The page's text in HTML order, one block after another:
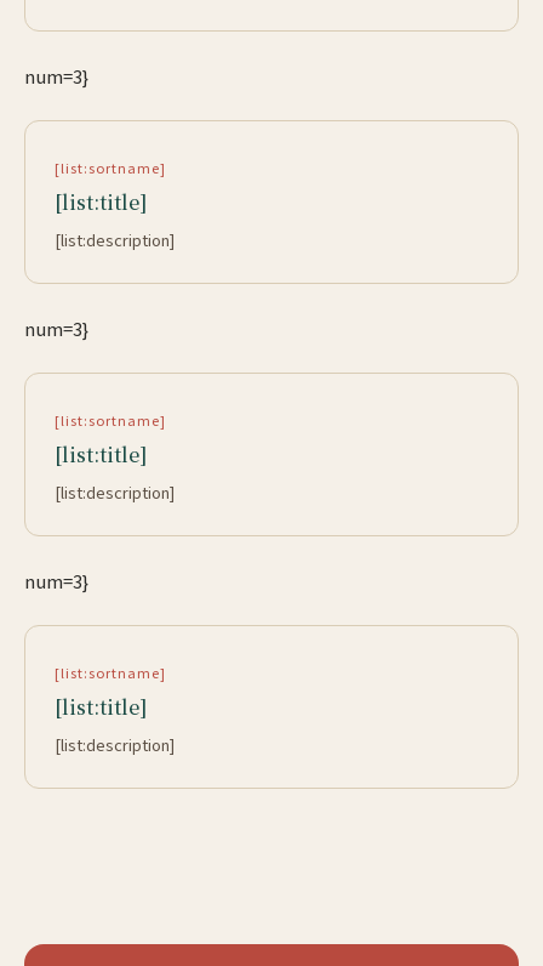
num=3}
[list:sortname]
[list:title]
[list:description]
num=3}
[list:sortname]
[list:title]
[list:description]
num=3}
[list:sortname]
[list:title]
[list:description]